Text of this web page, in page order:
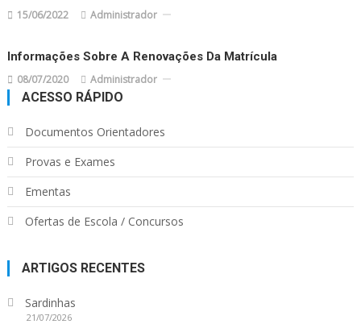
15/06/2022 Administrador
Informações Sobre A Renovações Da Matrícula
08/07/2020 Administrador
ACESSO RÁPIDO
Documentos Orientadores
Provas e Exames
Ementas
Ofertas de Escola / Concursos
ARTIGOS RECENTES
Sardinhas
21/07/2026